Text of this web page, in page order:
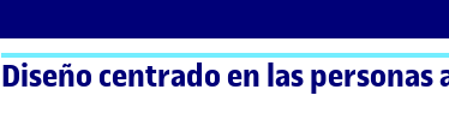
Logo Ágora
Diseño centrado en las personas